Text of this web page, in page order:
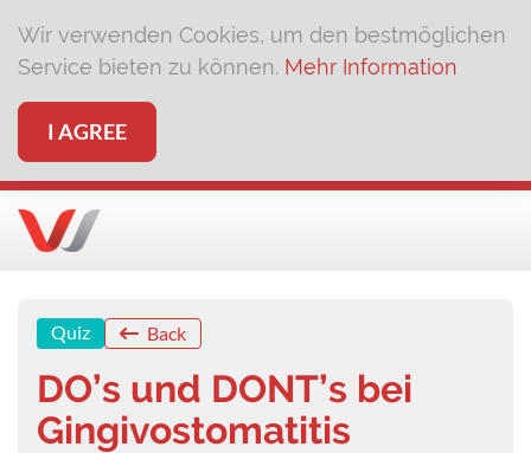
Wir verwenden Cookies, um den bestmöglichen
Service bieten zu können. Mehr Information
I AGREE
Quiz Back
DO’s und DONT’s bei
Gingivostomatitis